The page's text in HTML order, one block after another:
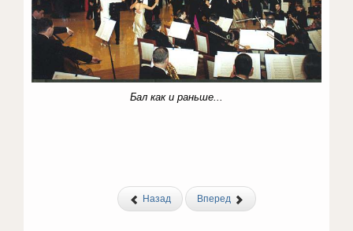
Бал как и раньше...
Назад Вперед